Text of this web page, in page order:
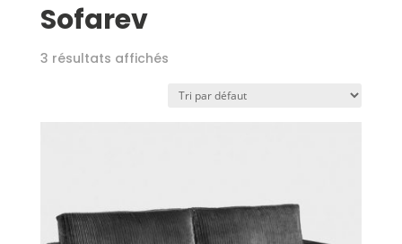
Sofarev
3 résultats affichés